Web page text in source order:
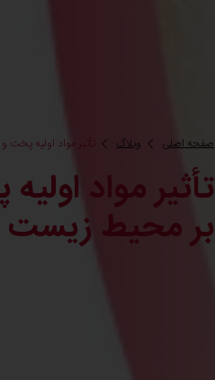
صفحه اصلی وبلاگ تأثیر مواد اولیه
تأثیر مواد
بر محیط زیست